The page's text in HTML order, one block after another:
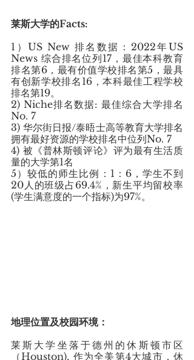
莱斯大学的Facts:
1）US New 排名数据：2022年US
News 综合排名位列17，最佳本科教育
排名第6，最有价值学校排名第5，最具
有创新学校排名16，本科最佳工程学校
排名第19。
2) Niche排名数据: 最佳综合大学排名
No. 7
3) 华尔街日报/泰晤士高等教育大学排名
拥有最好资源的学校排名中位列No. 7
4) 被《普林斯顿评论》评为最有生活质
量的大学第1名
5）较低的师生比例：1：6，学生不到
20人的班级占69.4%，新生平均留校率
(学生满意度的一个指标)为97%。
地理位置及校园环境：
莱斯大学坐落于德州的休斯顿市区
（Houston), 作为全美第4大城市，休